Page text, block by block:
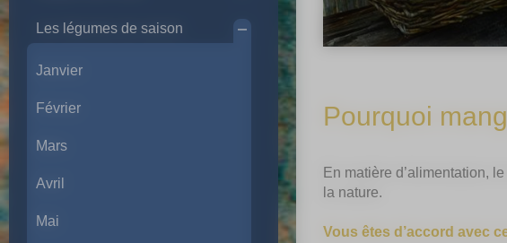
Pourquoi
En matière d’alimentation,
la nature.
Vous êtes d’accord avec
Les légumes de saison
Janvier
Février
Mars
Avril
Mai